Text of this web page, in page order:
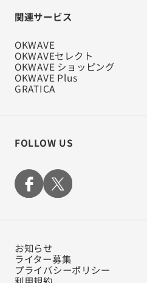
関連サービス
OKWAVE
OKWAVEセレクト
OKWAVE ショッピング
OKWAVE Plus
GRATICA
FOLLOW US
お知らせ
ライター募集
プライバシーポリシー